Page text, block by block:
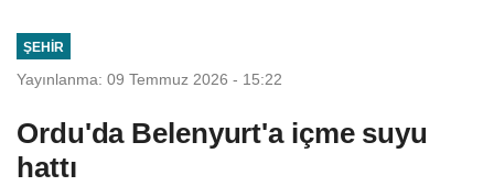
ŞEHIR
Yayınlanma: 09 Temmuz 2026 - 15:22
Ordu'da Belenyurt'a içme suyu
hattı